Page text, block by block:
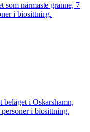
som närmaste granne, 7
i biosittning.
i Oskarshamn,
i biosittning.